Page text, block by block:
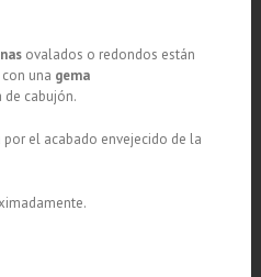
ovalados o redondos están
con una gema
cabujón.
el acabado envejecido de la